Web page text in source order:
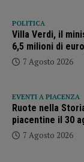
POLITICA
Villa Verdi, il
6,5 milioni di
7 Agosto 2026
EVENTI A PIACENZA
Ruote nella
piacentine il 30
7 Agosto 2026